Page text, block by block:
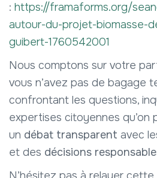
: https://framaforms.org/
autour-du-projet-biomasse-
guibert-1760542001
Nous comptons sur votre
vous n’avez pas de bagage
confrontant les questions,
expertises citoyennes
un débat transparent avec
et des décisions